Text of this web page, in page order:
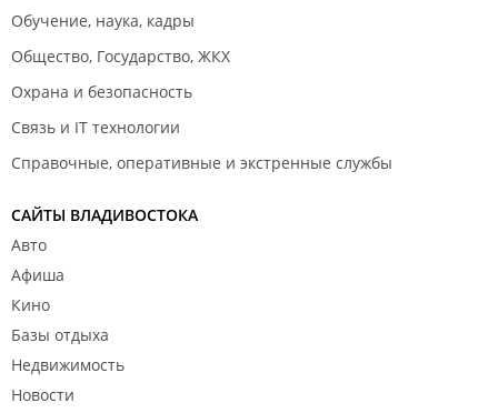
Обучение, наука, кадры
Общество, Государство, ЖКХ
Охрана и безопасность
Связь и IT технологии
Справочные, оперативные и экстренные службы
САЙТЫ ВЛАДИВОСТОКА
Авто
Афиша
Кино
Базы отдыха
Недвижимость
Новости